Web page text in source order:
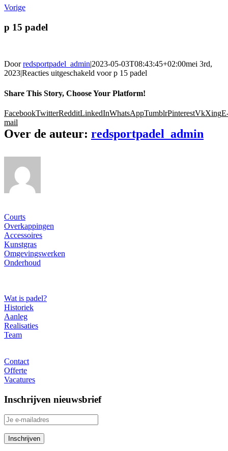
Vorige
p 15 padel
Doorredsportpadel_admin|2023-05-03T08:43:45+02:00mei 3rd,
2023|Reacties uitgeschakeld voor p 15 padel
Share This Story, Choose Your Platform!
FacebookTwitterRedditLinkedInWhatsAppTumblrPinterestVkXing
mail
Over de auteur: redsportpadel_admin
Courts
Overkappingen
Accessoires
Kunstgras
Omgevingswerken
Onderhoud
Wat is padel?
Historiek
Aanleg
Realisaties
Team
Contact
Offerte
Vacatures
Inschrijven nieuwsbrief